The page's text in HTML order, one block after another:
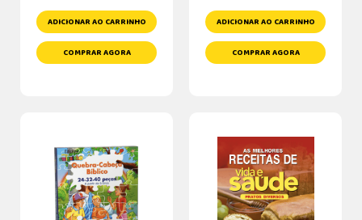
ADICIONAR AO CARRINHO
COMPRAR AGORA
ADICIONAR AO CARRINHO
COMPRAR AGORA